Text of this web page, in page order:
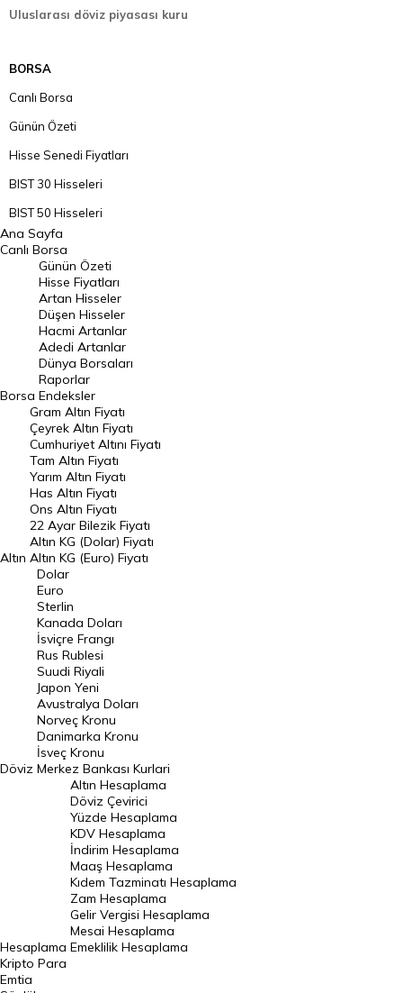
Uluslarası döviz piyasası kuru
BORSA
Canlı Borsa
Günün Özeti
Hisse Senedi Fiyatları
BIST 30 Hisseleri
BIST 50 Hisseleri
BIST 100 Hisseleri
En Çok Artan Hisseler
En Çok Düşen Hisseler
Hacmi Artanlar
Geçmiş Kapanışlar
Dünya Borsaları
Raporlar
Endeksler
DÖVİZ
Döviz Kuru
Dolar Kuru
Euro Kuru
Pound Kuru
Frank Kuru
Riyal Kuru
Avustralya Doları
Danimarka Kronu Kuru
Kanada Doları Kuru
Norveç Kronu Kuru
İsveç Kronu Kuru
Japon Yeni Kuru
Serbest Piyasa Döviz Kurları
Merkez Bankası Döviz Kurları
Altın Fiyatları
Gram Altın Fiyatı
Ana Sayfa
Canlı Borsa
Borsa
Günün Özeti
Hisse Fiyatları
Artan Hisseler
Düşen Hisseler
Hacmi Artanlar
Adedi Artanlar
Dünya Borsaları
Raporlar
Endeksler
Altın
Gram Altın Fiyatı
Çeyrek Altın Fiyatı
Cumhuriyet Altını Fiyatı
Tam Altın Fiyatı
Yarım Altın Fiyatı
Has Altın Fiyatı
Ons Altın Fiyatı
22 Ayar Bilezik Fiyatı
Altın KG (Dolar) Fiyatı
Altın KG (Euro) Fiyatı
Döviz
Dolar
Euro
Sterlin
Kanada Doları
İsviçre Frangı
Rus Rublesi
Suudi Riyali
Japon Yeni
Avustralya Doları
Norveç Kronu
Danimarka Kronu
İsveç Kronu
Merkez Bankası Kurlari
Hesaplama
Altın Hesaplama
Döviz Çevirici
Yüzde Hesaplama
KDV Hesaplama
İndirim Hesaplama
Maaş Hesaplama
Kıdem Tazminatı Hesaplama
Zam Hesaplama
Gelir Vergisi Hesaplama
Mesai Hesaplama
Emeklilik Hesaplama
Kripto Para
Emtia